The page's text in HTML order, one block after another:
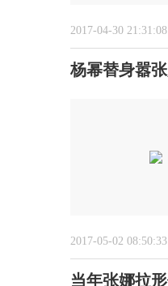
2017-04-30 21:31:08
杨幂替身嚣
2017-05-02 08:50:33
当年张娜拉